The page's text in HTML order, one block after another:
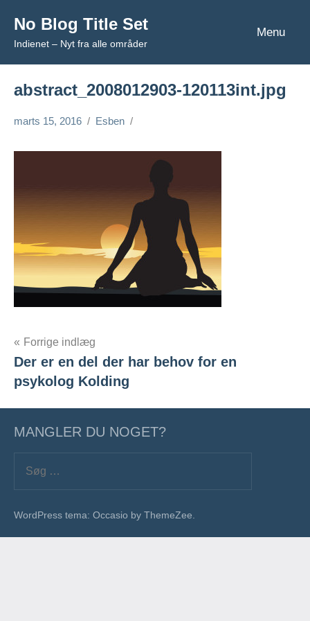
indhold
No Blog Title Set
Indienet – Nyt fra alle områder
Menu
abstract_2008012903-120113int.jpg
marts 15, 2016 Esben
Indlægsnavigation
Forrige indlæg
Der er en del der har behov for en
psykolog Kolding
MANGLER DU NOGET?
efter:
WordPress tema: Occasio by ThemeZee.